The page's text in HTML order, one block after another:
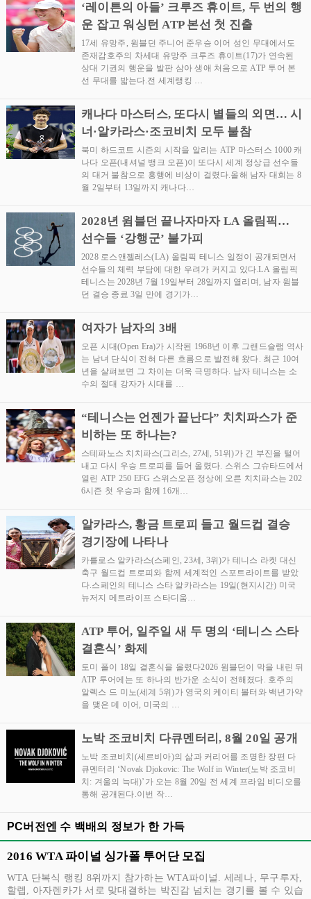
‘레이튼의 아들’ 크루즈 휴이트, 두 번의 행
운 잡고 워싱턴 ATP 본선 첫 진출
17세 유망주, 윔블던 주니어 준우승 이어 성인 무대에서도
존재감호주의 차세대 유망주 크루즈 휴이트(17)가 연속된
상대 기권의 행운을 발판 삼아 생애 처음으로 ATP 투어 본
선 무대를 밟는다.전 세계랭킹 …
캐나다 마스터스, 또다시 별들의 외면… 시
너·알카라스·조코비치 모두 불참
북미 하드코트 시즌의 시작을 알리는 ATP 마스터스 1000 캐
나다 오픈(내셔널 뱅크 오픈)이 또다시 세계 정상급 선수들
의 대거 불참으로 흥행에 비상이 걸렸다.올해 남자 대회는 8
월 2일부터 13일까지 캐나다…
2028년 윔블던 끝나자마자 LA 올림픽…
선수들 ‘강행군’ 불가피
2028 로스앤젤레스(LA) 올림픽 테니스 일정이 공개되면서
선수들의 체력 부담에 대한 우려가 커지고 있다.LA 올림픽
테니스는 2028년 7월 19일부터 28일까지 열리며, 남자 윔블
던 결승 종료 3일 만에 경기가…
여자가 남자의 3배
오픈 시대(Open Era)가 시작된 1968년 이후 그랜드슬램 역사
는 남녀 단식이 전혀 다른 흐름으로 발전해 왔다. 최근 10여
년을 살펴보면 그 차이는 더욱 극명하다. 남자 테니스는 소
수의 절대 강자가 시대를 …
“테니스는 언젠가 끝난다” 치치파스가 준
비하는 또 하나는?
스테파노스 치치파스(그리스, 27세, 51위)가 긴 부진을 털어
내고 다시 우승 트로피를 들어 올렸다. 스위스 그슈타드에서
열린 ATP 250 EFG 스위스오픈 정상에 오른 치치파스는 202
6시즌 첫 우승과 함께 16개…
알카라스, 황금 트로피 들고 월드컵 결승
경기장에 나타나
카를로스 알카라스(스페인, 23세, 3위)가 테니스 라켓 대신
축구 월드컵 트로피와 함께 세계적인 스포트라이트를 받았
다.스페인의 테니스 스타 알카라스는 19일(현지시간) 미국
뉴저지 메트라이프 스타디움…
ATP 투어, 일주일 새 두 명의 ‘테니스 스타
결혼식’ 화제
토미 폴이 18일 결혼식을 올렸다2026 윔블던이 막을 내린 뒤
ATP 투어에는 또 하나의 반가운 소식이 전해졌다. 호주의
알렉스 드 미노(세계 5위)가 영국의 케이티 볼터와 백년가약
을 맺은 데 이어, 미국의 …
노박 조코비치 다큐멘터리, 8월 20일 공개
노박 조코비치(세르비아)의 삶과 커리어를 조명한 장편 다
큐멘터리 ‘Novak Djokovic: The Wolf in Winter(노박 조코비
치: 겨울의 늑대)’가 오는 8월 20일 전 세계 프라임 비디오를
통해 공개된다.이번 작…
PC버전엔 수 백배의 정보가 한 가득
2016 WTA 파이널 싱가폴 투어단 모집
WTA 단복식 랭킹 8위까지 참가하는 WTA파이널. 세레나, 무구루자,
할렙, 아자렌카가 서로 맞대결하는 박진감 넘치는 경기를 볼 수 있습